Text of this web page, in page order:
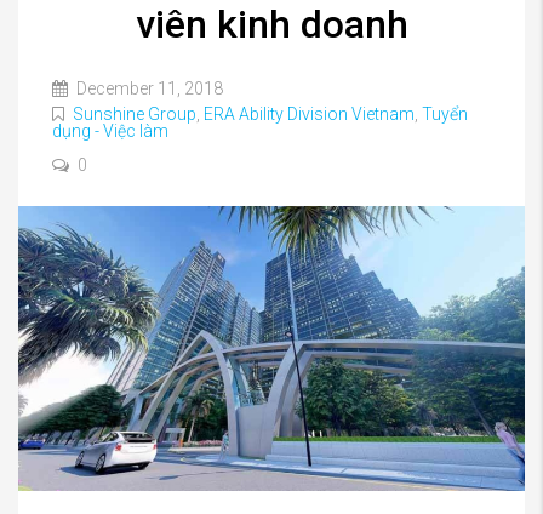
viên kinh doanh
December 11, 2018
Sunshine Group ERA Ability Division Vietnam Tuyển
dụng - Việc làm
0